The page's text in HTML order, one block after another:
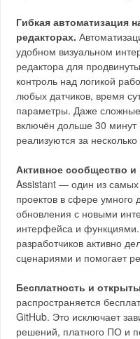
Гибкая автоматизация
редакторах.
удобном визуальном
редактора для
контроль над логикой
любых датчиков, время
параметры. Даже
включён дольше 30
реализуются за несколько
Активное сообщество
Assistant — один из
проектов в сфере
обновления с новыми
интерфейса и
разработчиков активно
сценариями и помогает
Бесплатность и
распространяется
GitHub. Это исключает
решений, платного ПО и